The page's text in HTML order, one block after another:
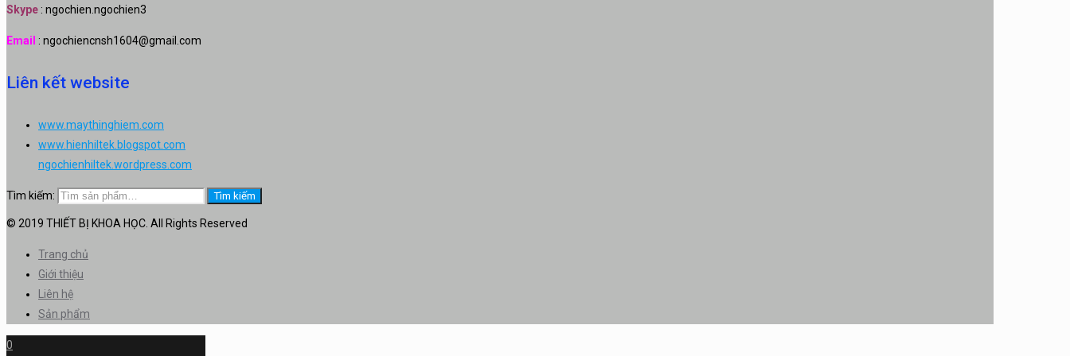
Skype : ngochien.ngochien3
Email : ngochiencnsh1604@gmail.com
Liên kết website
www.maythinghiem.com
www.hienhiltek.blogspot.com
ngochienhiltek.wordpress.com
Tìm kiếm: Tìm kiếm
© 2019 THIẾT BỊ KHOA HỌC. All Rights Reserved
Trang chủ
Giới thiệu
Liên hệ
Sản phẩm
0